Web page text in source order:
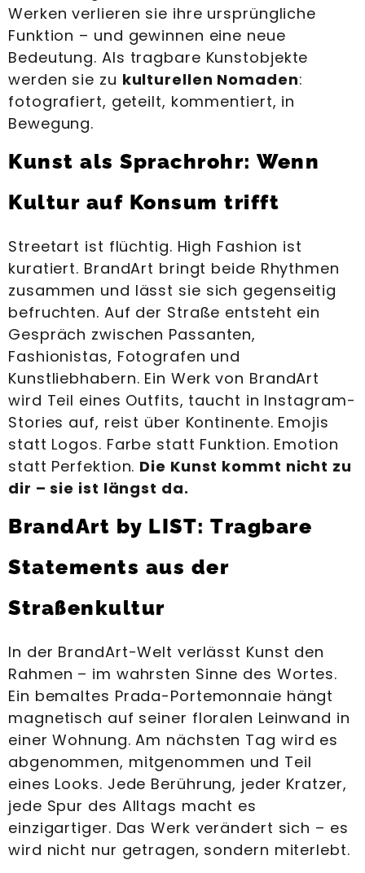
Werken verlieren sie ihre ursprüngliche
Funktion – und gewinnen eine neue
Bedeutung. Als tragbare Kunstobjekte
werden sie zu kulturellen Nomaden:
fotografiert, geteilt, kommentiert, in
Bewegung.
Kunst als Sprachrohr: Wenn
Kultur auf Konsum trifft
Streetart ist flüchtig. High Fashion ist
kuratiert. BrandArt bringt beide Rhythmen
zusammen und lässt sie sich gegenseitig
befruchten. Auf der Straße entsteht ein
Gespräch zwischen Passanten,
Fashionistas, Fotografen und
Kunstliebhabern. Ein Werk von BrandArt
wird Teil eines Outfits, taucht in Instagram-
Stories auf, reist über Kontinente. Emojis
statt Logos. Farbe statt Funktion. Emotion
statt Perfektion. Die Kunst kommt nicht zu
dir – sie ist längst da.
BrandArt by LIST: Tragbare
Statements aus der
Straßenkultur
In der BrandArt-Welt verlässt Kunst den
Rahmen – im wahrsten Sinne des Wortes.
Ein bemaltes Prada-Portemonnaie hängt
magnetisch auf seiner floralen Leinwand in
einer Wohnung. Am nächsten Tag wird es
abgenommen, mitgenommen und Teil
eines Looks. Jede Berührung, jeder Kratzer,
jede Spur des Alltags macht es
einzigartiger. Das Werk verändert sich – es
wird nicht nur getragen, sondern miterlebt.